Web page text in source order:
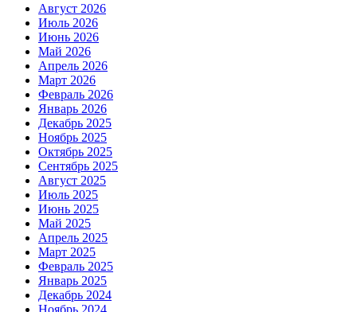
Август 2026
Июль 2026
Июнь 2026
Май 2026
Апрель 2026
Март 2026
Февраль 2026
Январь 2026
Декабрь 2025
Ноябрь 2025
Октябрь 2025
Сентябрь 2025
Август 2025
Июль 2025
Июнь 2025
Май 2025
Апрель 2025
Март 2025
Февраль 2025
Январь 2025
Декабрь 2024
Ноябрь 2024